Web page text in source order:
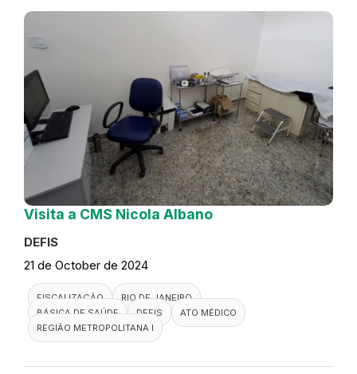
Visita a CMS Nicola Albano
DEFIS
21 de October de 2024
FISCALIZAÇÃO
RIO DE JANEIRO
BÁSICA DE SAÚDE
DEFIS
ATO MÉDICO
REGIÃO METROPOLITANA I